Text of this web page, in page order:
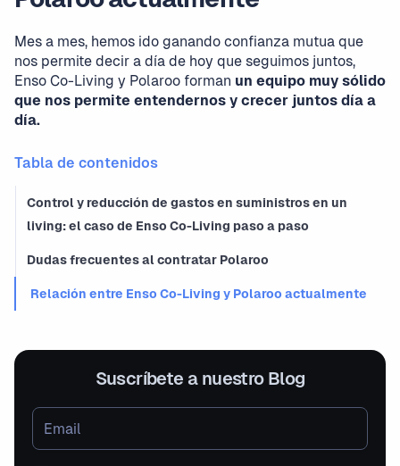
Mes a mes, hemos ido ganando confianza mutua que
nos permite decir a día de hoy que seguimos juntos,
Enso Co-Living y Polaroo forman un equipo muy sólido
que nos permite entendernos y crecer juntos día a
día.
Tabla de contenidos
Control y reducción de gastos en suministros en un
living: el caso de Enso Co-Living paso a paso
Dudas frecuentes al contratar Polaroo
Relación entre Enso Co-Living y Polaroo actualmente
Suscríbete a nuestro Blog